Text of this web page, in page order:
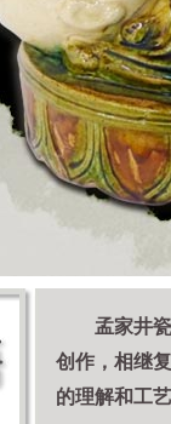
孟家井
创作，相继
的理解和工